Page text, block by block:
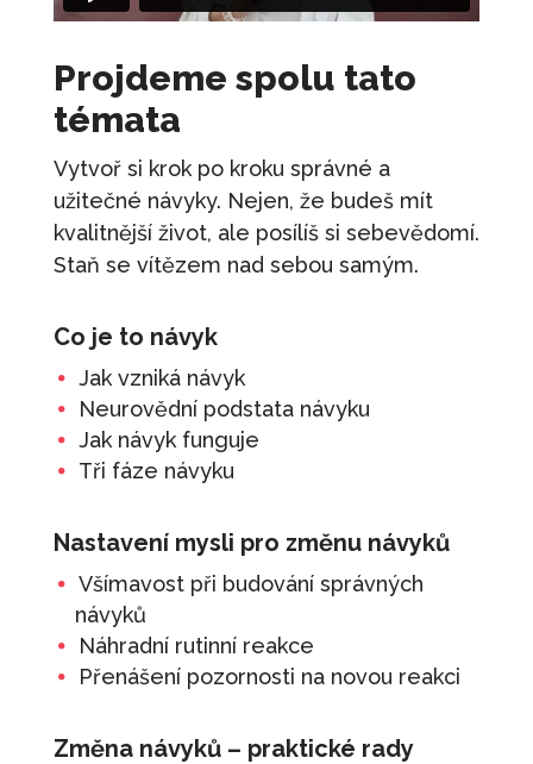
Projdeme spolu tato
témata
Vytvoř si krok po kroku správné a
užitečné návyky. Nejen, že budeš mít
kvalitnější život, ale posílíš si sebevědomí.
Staň se vítězem nad sebou samým.
Co je to návyk
Jak vzniká návyk
Neurovědní podstata návyku
Jak návyk funguje
Tři fáze návyku
Nastavení mysli pro změnu návyků
Všímavost při budování správných
návyků
Náhradní rutinní reakce
Přenášení pozornosti na novou reakci
Změna návyků – praktické rady